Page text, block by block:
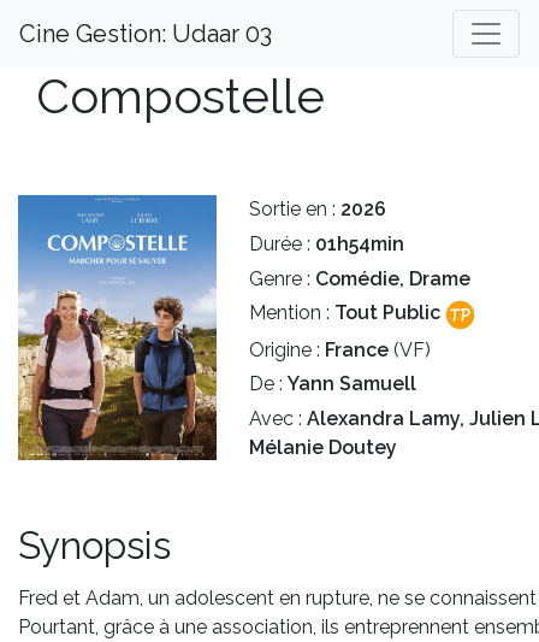
Cine Gestion: Udaar 03
Compostelle
Sortie en : 2026
Durée : 01h54min
Genre : Comédie, Drame
Mention : Tout Public
Origine : France (VF)
De : Yann Samuell
Avec : Alexandra Lamy, Julien
Mélanie Doutey
Synopsis
Fred et Adam, un adolescent en rupture, ne se
Pourtant, grâce à une association, ils entreprennent